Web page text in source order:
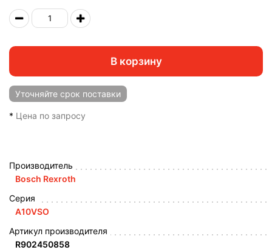
В корзину
Уточняйте срок поставки
* Цена по запросу
Производитель
Bosch Rexroth
Серия
A10VSO
Артикул производителя
R902450858